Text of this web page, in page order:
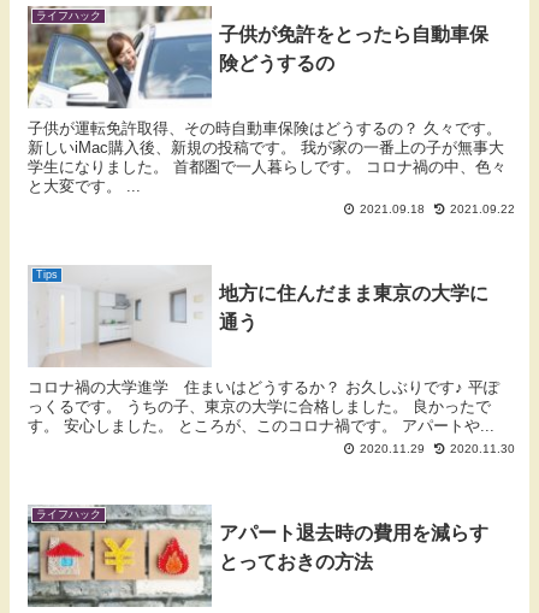
ライフハック
子供が免許をとったら自動車保
険どうするの
子供が運転免許取得、その時自動車保険はどうするの？ 久々です。
新しいiMac購入後、新規の投稿です。 我が家の一番上の子が無事大
学生になりました。 首都圏で一人暮らしです。 コロナ禍の中、色々
と大変です。 ...
2021.09.18 2021.09.22
Tips
地方に住んだまま東京の大学に
通う
コロナ禍の大学進学 住まいはどうするか？ お久しぶりです♪ 平ぽ
っくるです。 うちの子、東京の大学に合格しました。 良かったで
す。 安心しました。 ところが、このコロナ禍です。 アパートや...
2020.11.29 2020.11.30
ライフハック
アパート退去時の費用を減らす
とっておきの方法